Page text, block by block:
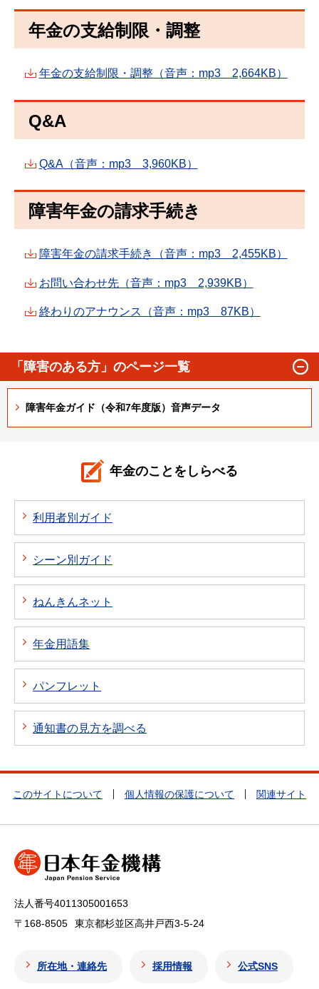
年金の支給制限・調整
年金の支給制限・調整（音声：mp3 2,664KB）
Q&A
Q&A（音声：mp3 3,960KB）
障害年金の請求手続き
障害年金の請求手続き（音声：mp3 2,455KB）
お問い合わせ先（音声：mp3 2,939KB）
終わりのアナウンス（音声：mp3 87KB）
「障害のある方」のページ一覧
障害年金ガイド（令和7年度版）音声データ
年金のことをしらべる
利用者別ガイド
シーン別ガイド
ねんきんネット
年金用語集
パンフレット
通知書の見方を調べる
このサイトについて 個人情報の保護について 関連サイト
法人番号4011305001653
〒168-8505
東京都杉並区高井戸西3-5-24
所在地・連絡先 採用情報 公式SNS